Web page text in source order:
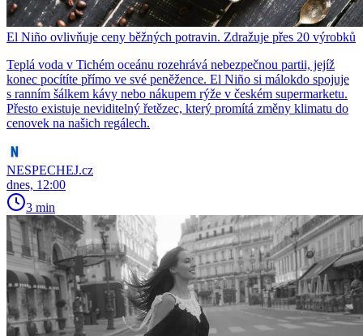
El Niño ovlivňuje ceny běžných potravin. Zdražuje přes 20 výrobků
Teplá voda v Tichém oceánu rozehrává nebezpečnou partii, jejíž
konec pocítíte přímo ve své peněžence. El Niño si málokdo spojuje
s ranním šálkem kávy nebo nákupem rýže v českém supermarketu.
Přesto existuje neviditelný řetězec, který promítá změny klimatu do
cenovek na našich regálech.
NESPECHEJ.cz
dnes, 12:00
3 min